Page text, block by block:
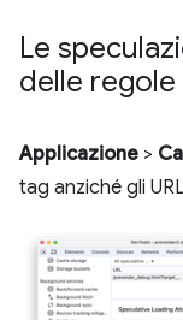
Le
delle regole
Applicazione >
tag anziché gli